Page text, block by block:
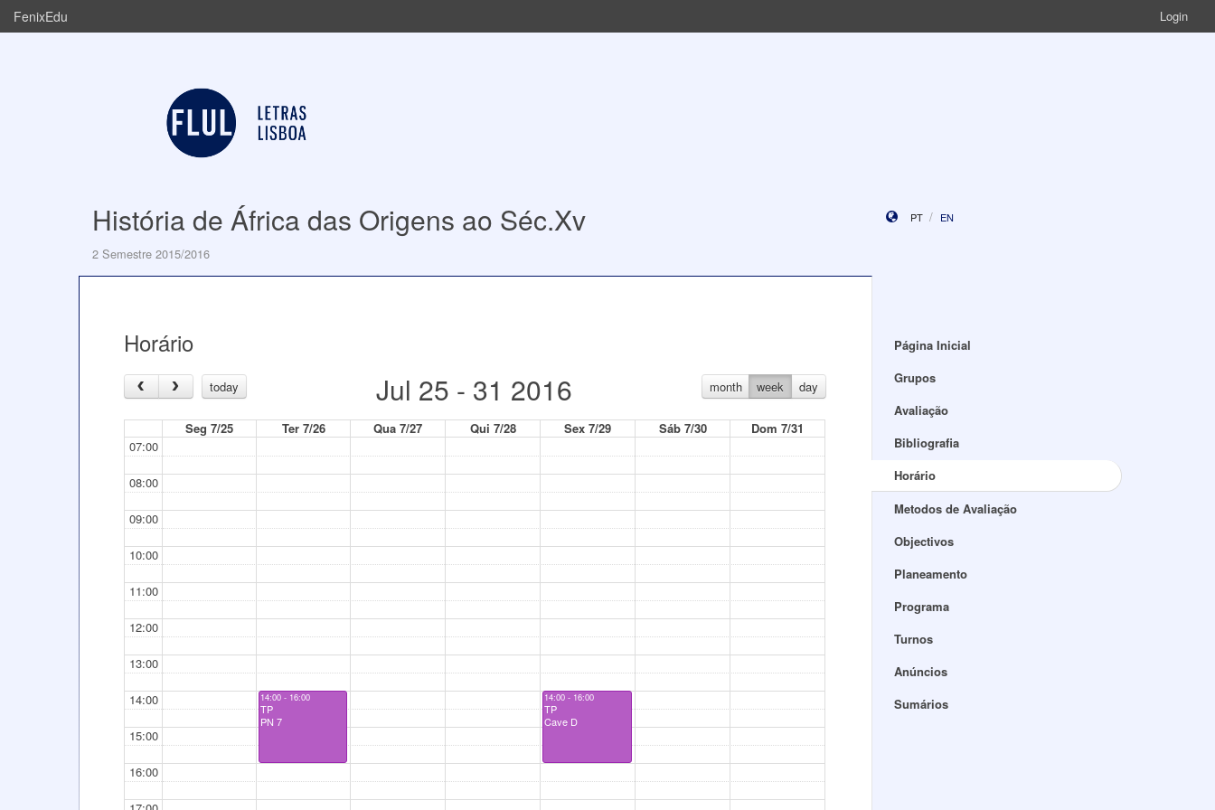
FenixEdu Login
História de África das Origens ao Séc.Xv
2 Semestre 2015/2016
PT EN
Horário
today month week day
Jul 25 - 31 2016
Seg 7/25 Ter 7/26 Qua 7/27 Qui 7/28 Sex 7/29 Sáb 7/30
Dom 7/31
07:00
08:00
09:00
10:00
11:00
12:00
13:00
14:00
15:00
16:00
14:00 - 16:00
TP
PN 7
14:00 - 16:00
TP
Cave D
Página Inicial
Grupos
Avaliação
Bibliografia
Horário
Metodos de Avaliação
Objectivos
Planeamento
Programa
Turnos
Anúncios
Sumários